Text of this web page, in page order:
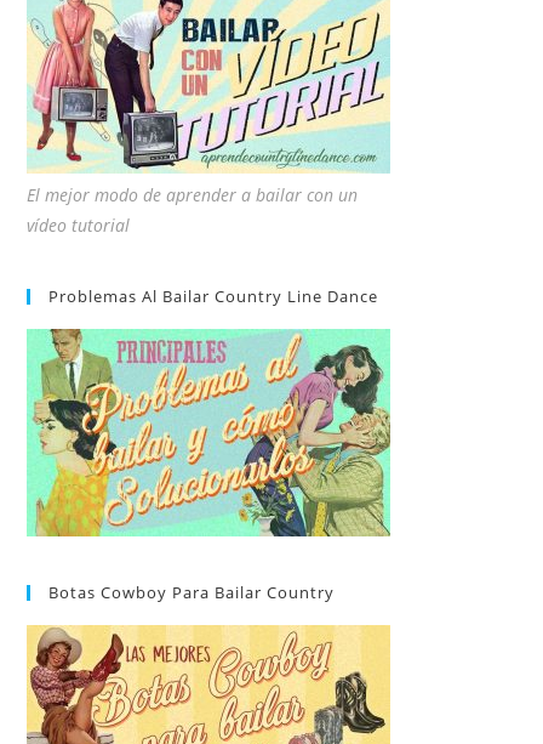
El mejor modo de aprender a bailar con un
vídeo tutorial
Problemas Al Bailar Country Line Dance
Botas Cowboy Para Bailar Country